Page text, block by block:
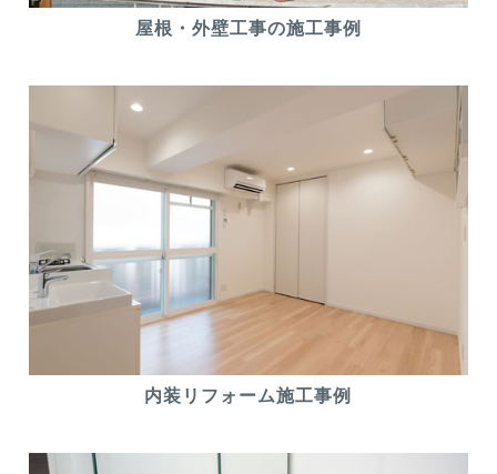
屋根・外壁工事の施工事例
内装リフォーム施工事例